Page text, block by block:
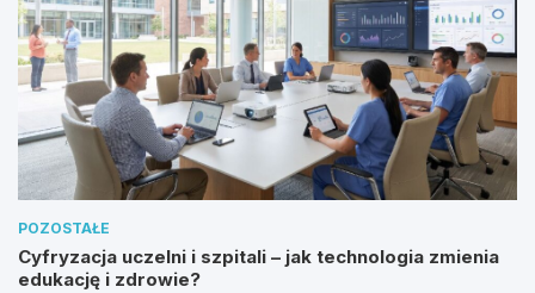
POZOSTAŁE
Cyfryzacja uczelni i szpitali – jak technologia zmienia
edukację i zdrowie?